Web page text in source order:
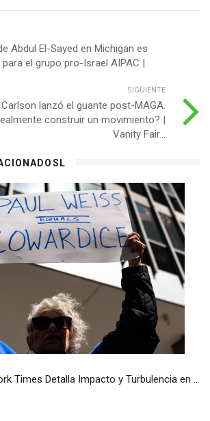
Abdul El-Sayed en Michigan es
el grupo pro-Israel AIPAC |
SIGUIENTE
lanzó el guante post-MAGA.
construir un movimiento? |
Vanity Fair...
Times Detalla Impacto y Turbulencia en ...